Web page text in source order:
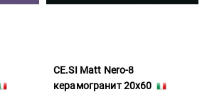
CE.SI Matt Nero-8
керамогранит 20x60